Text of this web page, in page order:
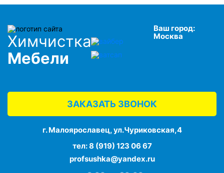
Химчистка
Мебели
Ваш город:
Москва
ЗАКАЗАТЬ ЗВОНОК
г. Малоярославец, ул.Чуриковская,4
тел:8 (919) 123 06 67
profsushka@yandex.ru